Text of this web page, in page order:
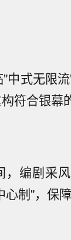
中式无限
符合银幕
编剧采
制"，保障